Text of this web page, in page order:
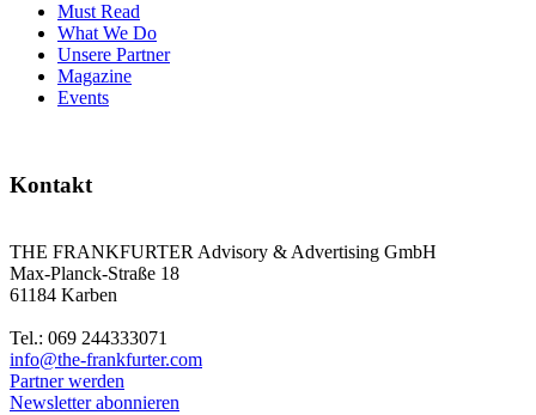
Must Read
What We Do
Unsere Partner
Magazine
Events
Kontakt
THE FRANKFURTER Advisory & Advertising GmbH
Max-Planck-Straße 18
61184 Karben
Tel.: 069 244333071
info@the-frankfurter.com
Partner werden
Newsletter abonnieren